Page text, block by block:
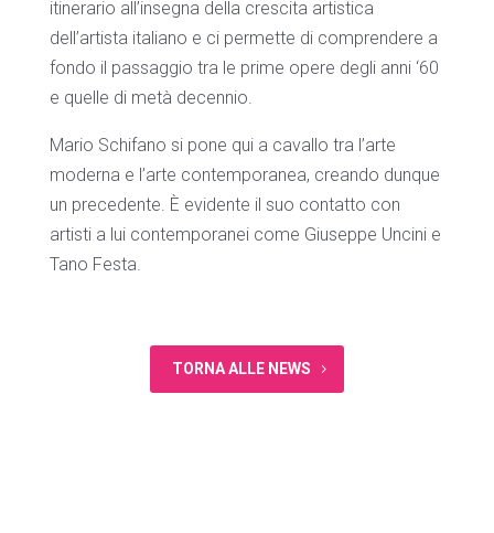
itinerario all’insegna della crescita artistica
dell’artista italiano e ci permette di comprendere a
fondo il passaggio tra le prime opere degli anni ‘60
e quelle di metà decennio.
Mario Schifano si pone qui a cavallo tra l’arte
moderna e l’arte contemporanea, creando dunque
un precedente. È evidente il suo contatto con
artisti a lui contemporanei come Giuseppe Uncini e
Tano Festa.
TORNA ALLE NEWS